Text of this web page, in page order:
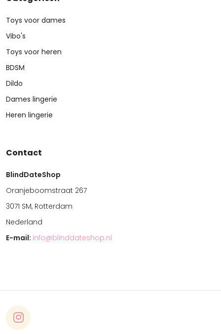
Toys voor dames
Vibo's
Toys voor heren
BDSM
Dildo
Dames lingerie
Heren lingerie
Contact
BlindDateShop
Oranjeboomstraat 267
3071 SM, Rotterdam
Nederland
E-mail: info@blinddateshop.nl